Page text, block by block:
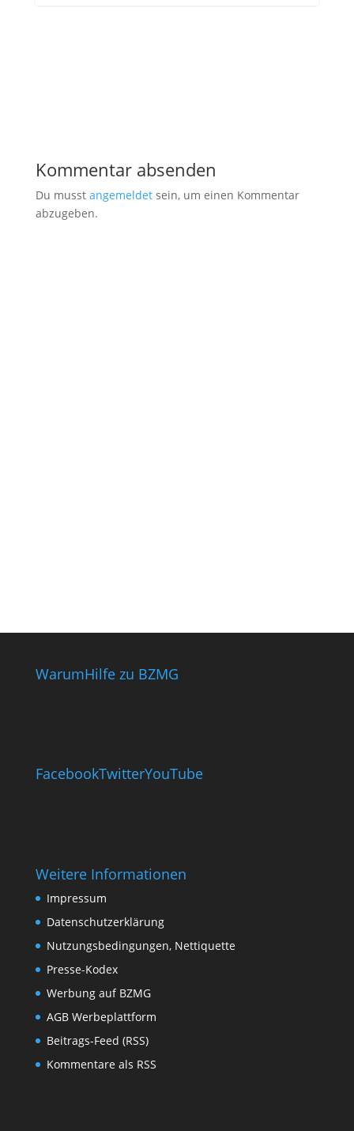
Kommentar absenden
Du musst angemeldetsein, um einen Kommentar
abzugeben.
WarumHilfe zu BZMG
FacebookTwitterYouTube
Weitere Informationen
Impressum
Datenschutzerklärung
Nutzungsbedingungen, Nettiquette
Presse-Kodex
Werbung auf BZMG
AGB Werbeplattform
Beitrags-Feed (RSS)
Kommentare als RSS